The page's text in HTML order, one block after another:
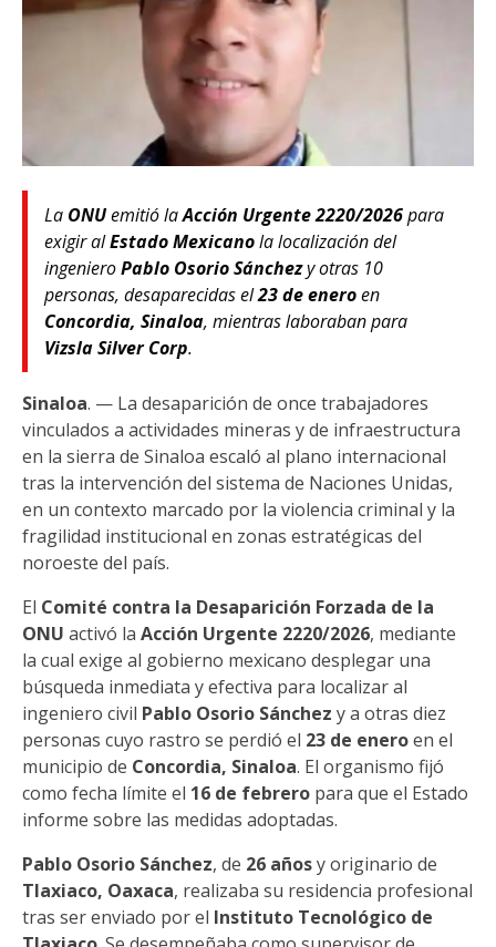
La ONUemitió laAcción Urgente 2220/2026para
exigir alEstado Mexicanola localización del
ingenieroPablo Osorio Sánchezy otras 10
personas, desaparecidas el23 de eneroen
Concordia, Sinaloa, mientras laboraban para
Vizsla Silver Corp.
Sinaloa. — La desaparición de once trabajadores
vinculados a actividades mineras y de infraestructura
en la sierra de Sinaloa escaló al plano internacional
tras la intervención del sistema de Naciones Unidas,
en un contexto marcado por la violencia criminal y la
fragilidad institucional en zonas estratégicas del
noroeste del país.
El Comité contra la Desaparición Forzada de la
ONU activó la Acción Urgente 2220/2026, mediante
la cual exige al gobierno mexicano desplegar una
búsqueda inmediata y efectiva para localizar al
ingeniero civil Pablo Osorio Sánchez y a otras diez
personas cuyo rastro se perdió el 23 de eneroen el
municipio de Concordia, Sinaloa. El organismo fijó
como fecha límite el 16 de febrero para que el Estado
informe sobre las medidas adoptadas.
Pablo Osorio Sánchez, de 26 añosy originario de
Tlaxiaco, Oaxaca, realizaba su residencia profesional
tras ser enviado por el Instituto Tecnológico de